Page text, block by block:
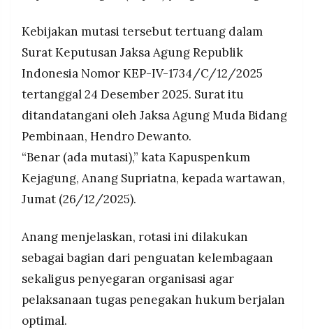
©
-
2026
PT.
RESOLUSI
PRAMUDITA
pelayanan serta penegakan hukum di berbagai
Kebijakan mutasi tersebut tertuang dalam
Surat Keputusan Jaksa Agung Republik
Indonesia Nomor KEP-IV-1734/C/12/2025
tertanggal 24 Desember 2025. Surat itu
ditandatangani oleh Jaksa Agung Muda Bidang
Pembinaan, Hendro Dewanto.
“Benar (ada mutasi),” kata Kapuspenkum
Kejagung, Anang Supriatna, kepada wartawan,
Jumat (26/12/2025).
Anang menjelaskan, rotasi ini dilakukan
sebagai bagian dari penguatan kelembagaan
sekaligus penyegaran organisasi agar
pelaksanaan tugas penegakan hukum berjalan
optimal.